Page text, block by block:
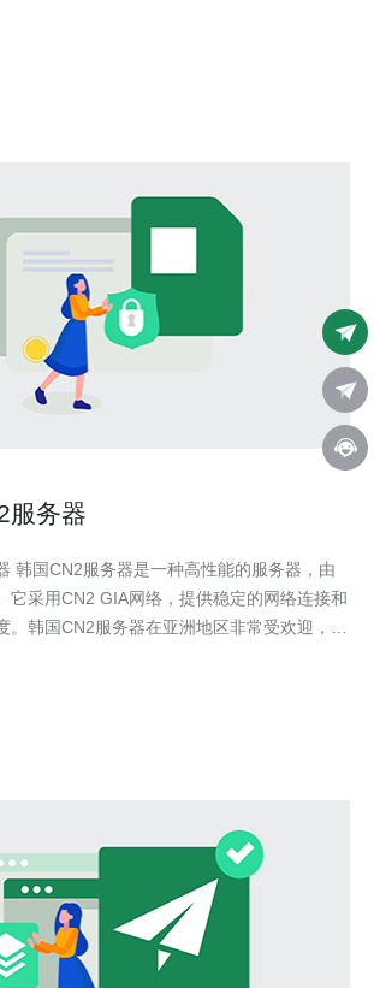
服务器，cn2线路是一种高速稳定的网络线
服务器
由
它采用CN2 GIA网络，提供稳定的网络连接和
。韩国CN2服务器在亚洲地区非常受欢迎，特